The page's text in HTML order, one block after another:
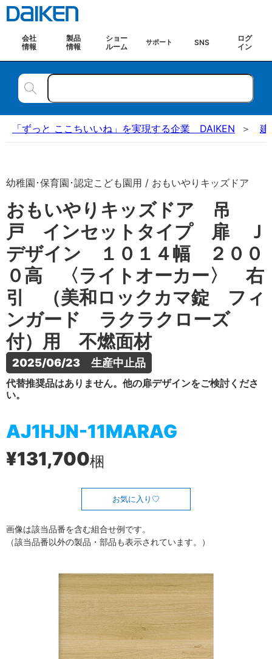
会社
情報
製品
情報
ショー
ルーム
サポート SNS
ログ
イン
「ずっと ここちいいね」を実現する企業 DAIKEN 建
幼稚園･保育園･認定こども園用 / おもいやりキッズドア
おもいやりキッズドア 吊
戸 インセットタイプ 扉 Ｊ
デザイン １０１４幅 ２００
０高 〈ライトオーカー〉 右
引 （美和ロックカマ錠 フィ
ンガード ラクラクローズ
付）用 不燃面材
2025/06/23　生産中止品
代替推奨品はありません。他の扉デザインをご検討くださ
い。
AJ1HJN-11MARAG
¥131,700梱
お気に入り
画像は該当品番を含む組合せ例です。
（該当品番以外の製品・部品も表示されています。）